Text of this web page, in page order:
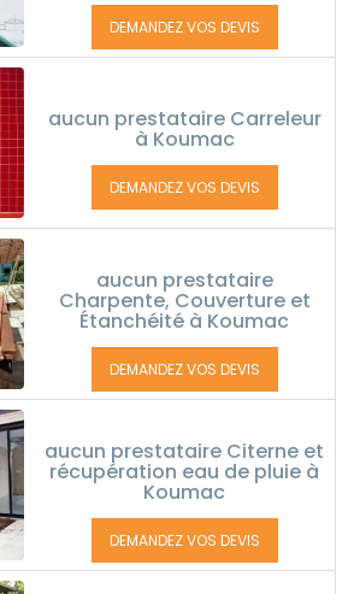
DEMANDEZ VOS DEVIS
aucun prestataire Carreleur
à Koumac
DEMANDEZ VOS DEVIS
aucun prestataire
Charpente, Couverture et
Étanchéité à Koumac
DEMANDEZ VOS DEVIS
aucun prestataire Citerne et
récupération eau de pluie à
Koumac
DEMANDEZ VOS DEVIS